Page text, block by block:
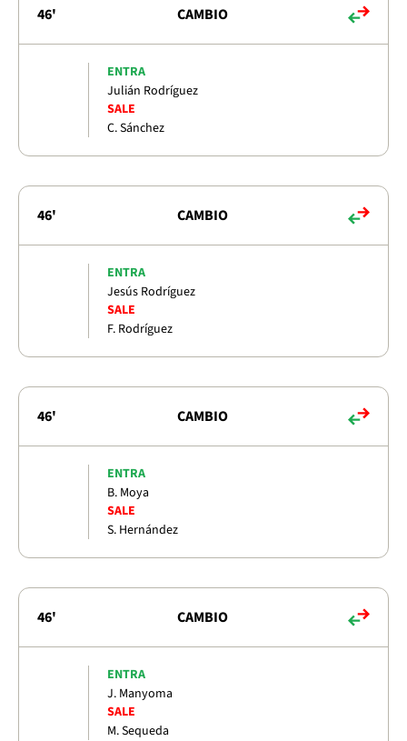
46' CAMBIO
ENTRA
Julián Rodríguez
SALE
C. Sánchez
46' CAMBIO
ENTRA
Jesús Rodríguez
SALE
F. Rodríguez
46' CAMBIO
ENTRA
B. Moya
SALE
S. Hernández
46' CAMBIO
ENTRA
J. Manyoma
SALE
M. Sequeda